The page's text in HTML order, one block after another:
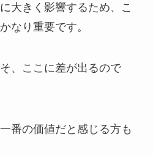
大きく影響するため、こ
なり重要です。
、ここに差が出るので
番の価値だと感じる方も